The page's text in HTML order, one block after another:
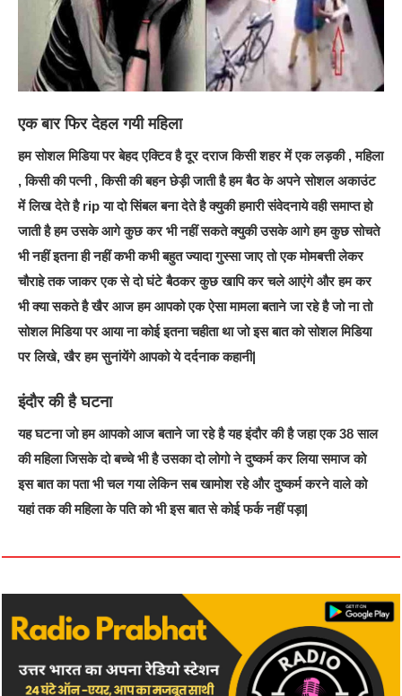
एक बार फिर देहल गयी महिला
हम सोशल मिडिया पर बेहद एक्टिव है दूर दराज किसी शहर में एक लड़की , महिला
, किसी की पत्नी , किसी की बहन छेड़ी जाती है हम बैठ के अपने सोशल अकाउंट
में लिख देते है rip या दो सिंबल बना देते है क्युकी हमारी संवेदनाये वही समाप्त हो
जाती है हम उसके आगे कुछ कर भी नहीं सकते क्युकी उसके आगे हम कुछ सोचते
भी नहीं इतना ही नहीं कभी कभी बहुत ज्यादा गुस्सा जाए तो एक मोमबत्ती लेकर
चौराहे तक जाकर एक से दो घंटे बैठकर कुछ खापि कर चले आएंगे और हम कर
भी क्या सकते है खैर आज हम आपको एक ऐसा मामला बताने जा रहे है जो ना तो
सोशल मिडिया पर आया ना कोई इतना चहीता था जो इस बात को सोशल मिडिया
पर लिखे, खैर हम सुनांयेंगे आपको ये दर्दनाक कहानी|
इंदौर की है घटना
यह घटना जो हम आपको आज बताने जा रहे है यह इंदौर की है जहा एक 38 साल
की महिला जिसके दो बच्चे भी है उसका दो लोगो ने दुष्कर्म कर लिया समाज को
इस बात का पता भी चल गया लेकिन सब खामोश रहे और दुष्कर्म करने वाले को
यहां तक की महिला के पति को भी इस बात से कोई फर्क नहीं पड़ा|